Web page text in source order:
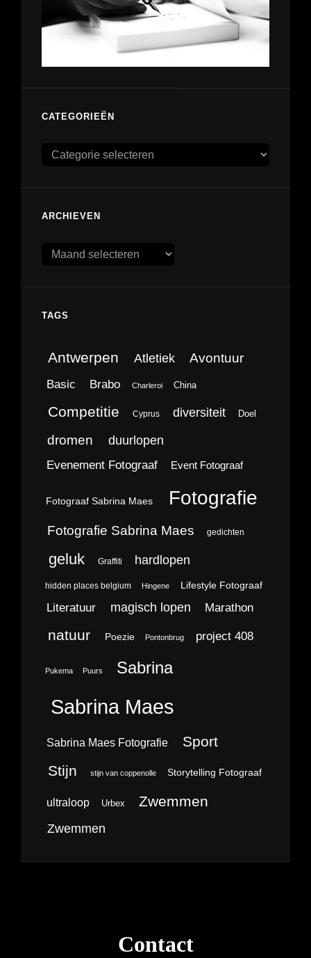
CATEGORIEËN
Categorieën
ARCHIEVEN
Archieven
TAGS
Antwerpen Atletiek Avontuur
Basic Brabo Charleroi China
Competitie Cyprus diversiteit Doel
dromen duurlopen
Evenement Fotograaf Event Fotograaf
Fotograaf Sabrina Maes Fotografie
Fotografie Sabrina Maes gedichten
geluk Graffiti hardlopen
hidden places belgium Hingene Lifestyle Fotograaf
Literatuur magisch lopen Marathon
natuur Poezie Pontonbrug project 408
Pukema Puurs Sabrina
Sabrina Maes
Sabrina Maes Fotografie Sport
Stijn stijn van coppenolle Storytelling Fotograaf
ultraloop Urbex Zwemmen
Zwemmen
Contact